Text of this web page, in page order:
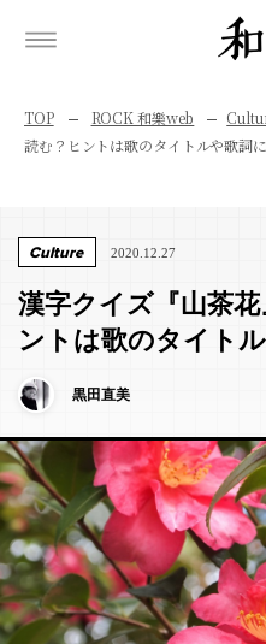
TOP ROCK 和樂web
読む？ヒントは歌のタイトルや歌詞に
Culture 2020.12.27
漢字クイズ『山茶
ントは歌のタイト
黒田直美